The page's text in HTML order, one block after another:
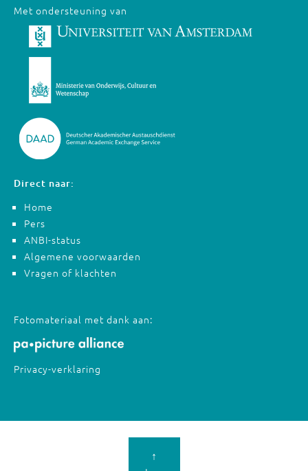
Met ondersteuning van
Direct naar:
Home
Pers
ANBI-status
Algemene voorwaarden
Vragen of klachten
Fotomateriaal met dank aan:
Privacy-verklaring
↑